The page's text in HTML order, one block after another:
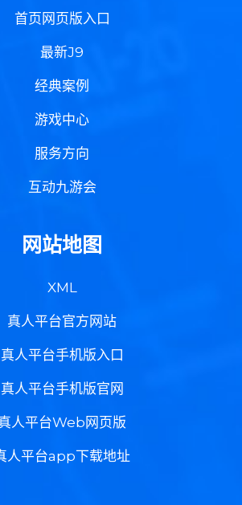
首页网页版入口
最新J9
经典案例
游戏中心
服务方向
互动九游会
网站地图
XML
真人平台官方网站
真人平台手机版入口
真人平台手机版官网
人平台Web网页版
人平台app下载地址